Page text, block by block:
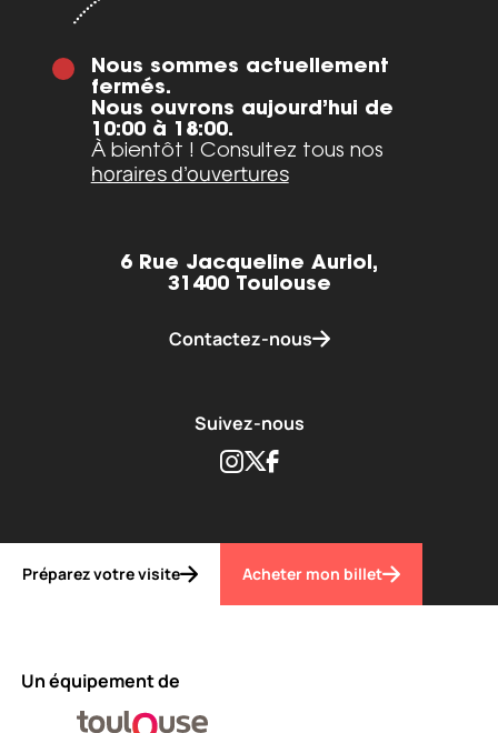
Nous sommes actuellement
fermés.
Nous ouvrons aujourd’hui de
10:00 à 18:00.
À bientôt ! Consultez tous nos
horaires d’ouvertures
6 Rue Jacqueline Auriol,
31400 Toulouse
Contactez-nous
Suivez-nous
Instagram
TwitterFacebook
Préparez votre visite Acheter mon billet
Un équipement de